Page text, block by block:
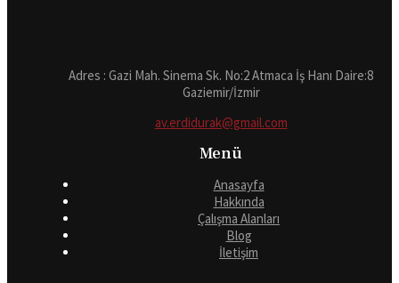
Adres : Gazi Mah. Sinema Sk. No:2 Atmaca İş Hanı Daire:8
Gaziemir/İzmir
av.erdidurak@gmail.com
Menü
Anasayfa
Hakkında
Çalışma Alanları
Blog
İletişim